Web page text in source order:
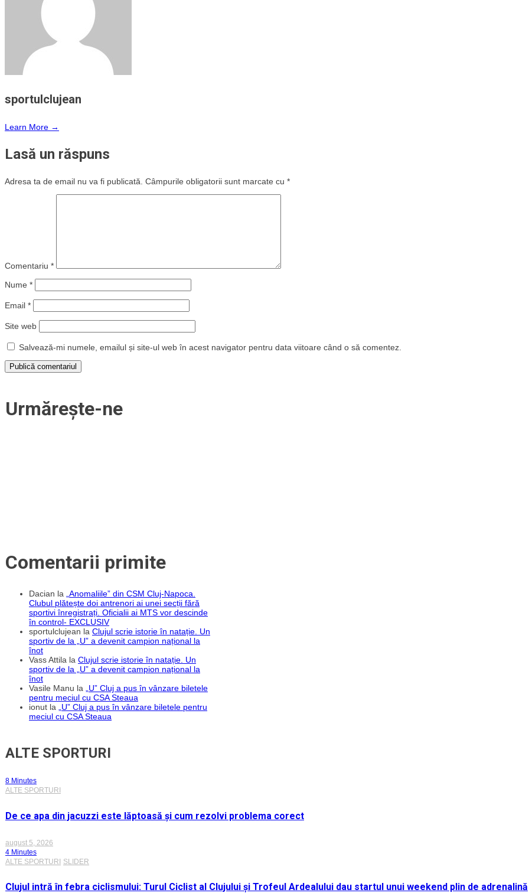
sportulclujean
Learn More →
Lasă un răspuns
Adresa ta de email nu va fi publicată. Câmpurile obligatorii sunt marcate cu *
Comentariu *
Nume *
Email *
Site web
Salvează-mi numele, emailul și site-ul web în acest navigator pentru data viitoare când o să comentez.
Urmărește-ne
Comentarii primite
Dacian la „Anomaliile” din CSM Cluj-Napoca.
Clubul plătește doi antrenori ai unei secții fără
sportivi înregistrați. Oficialii ai MTS vor descinde
în control- EXCLUSIV
sportulclujean la Clujul scrie istorie în natație. Un
sportiv de la „U” a devenit campion național la
înot
Vass Attila la Clujul scrie istorie în natație. Un
sportiv de la „U” a devenit campion național la
înot
Vasile Manu la „U” Cluj a pus în vânzare biletele
pentru meciul cu CSA Steaua
ionut la „U” Cluj a pus în vânzare biletele pentru
meciul cu CSA Steaua
ALTE SPORTURI
8 Minutes
ALTE SPORTURI
De ce apa din jacuzzi este lăptoasă și cum rezolvi problema corect
august 5, 2026
4 Minutes
ALTE SPORTURI SLIDER
Clujul intră în febra ciclismului: Turul Ciclist al Clujului și Trofeul Ardealului dau startul unui weekend plin de adrenalină